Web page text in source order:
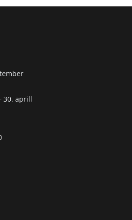
30. aprill